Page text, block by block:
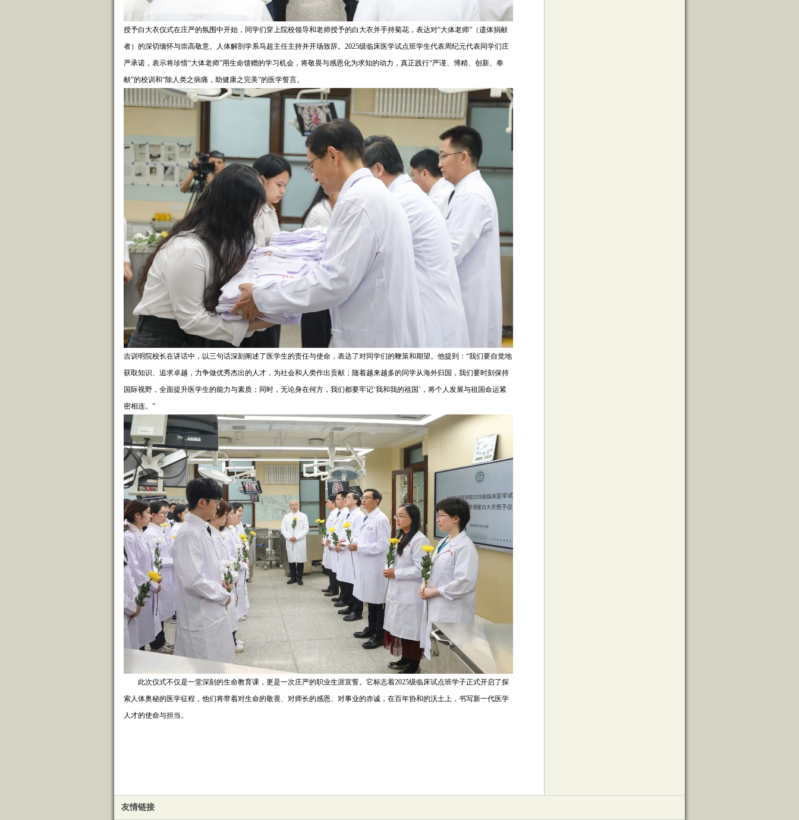
授予白大衣仪式在庄严的氛围中开始，同学们穿上院校领导和老师授予的白大衣并手持菊花，表达对“大体老师”（遗体捐献
者）的深切缅怀与崇高敬意。人体解剖学系马超主任主持并开场致辞。2025级临床医学试点班学生代表周纪元代表同学们庄
严承诺，表示将珍惜“大体老师”用生命馈赠的学习机会，将敬畏与感恩化为求知的动力，真正践行“严谨、博精、创新、奉
献”的校训和“除人类之病痛，助健康之完美”的医学誓言。
吉训明院校长在讲话中，以三句话深刻阐述了医学生的责任与使命，表达了对同学们的鞭策和期望。他提到：“我们要自觉地
获取知识、追求卓越，力争做优秀杰出的人才，为社会和人类作出贡献；随着越来越多的同学从海外归国，我们要时刻保持
国际视野，全面提升医学生的能力与素质；同时，无论身在何方，我们都要牢记‘我和我的祖国’，将个人发展与祖国命运紧
密相连。”
此次仪式不仅是一堂深刻的生命教育课，更是一次庄严的职业生涯宣誓。它标志着2025级临床试点班学子正式开启了探
索人体奥秘的医学征程，他们将带着对生命的敬畏、对师长的感恩、对事业的赤诚，在百年协和的沃土上，书写新一代医学
人才的使命与担当。
友情链接